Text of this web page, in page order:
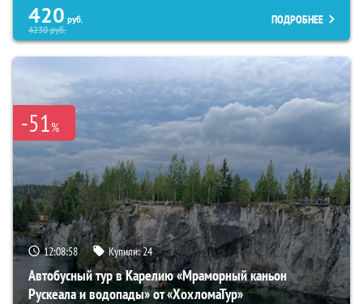
420 руб.
4230руб.
ПОДРОБНЕЕ
-51%
12:08:57 Купили:24
Автобусный тур в Карелию «Мраморный каньон
Рускеала и водопады» от «ХохломаТур»